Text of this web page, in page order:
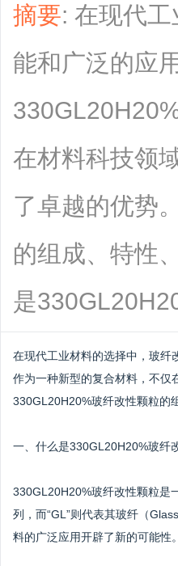
摘要: 在现代
能和广泛的应
在材料科技领
了卓越的优势
的组成、特性
是
在现代工业材料的选择中，玻纤
作为一种新型的复合材料，不仅
330GL20H20%玻纤改性颗粒的
一、什么是330GL20H20%玻纤
330GL20H20%玻纤改性颗粒是
列，而“GL”则代表其玻纤（
料的广泛应用开辟了新的可能性。